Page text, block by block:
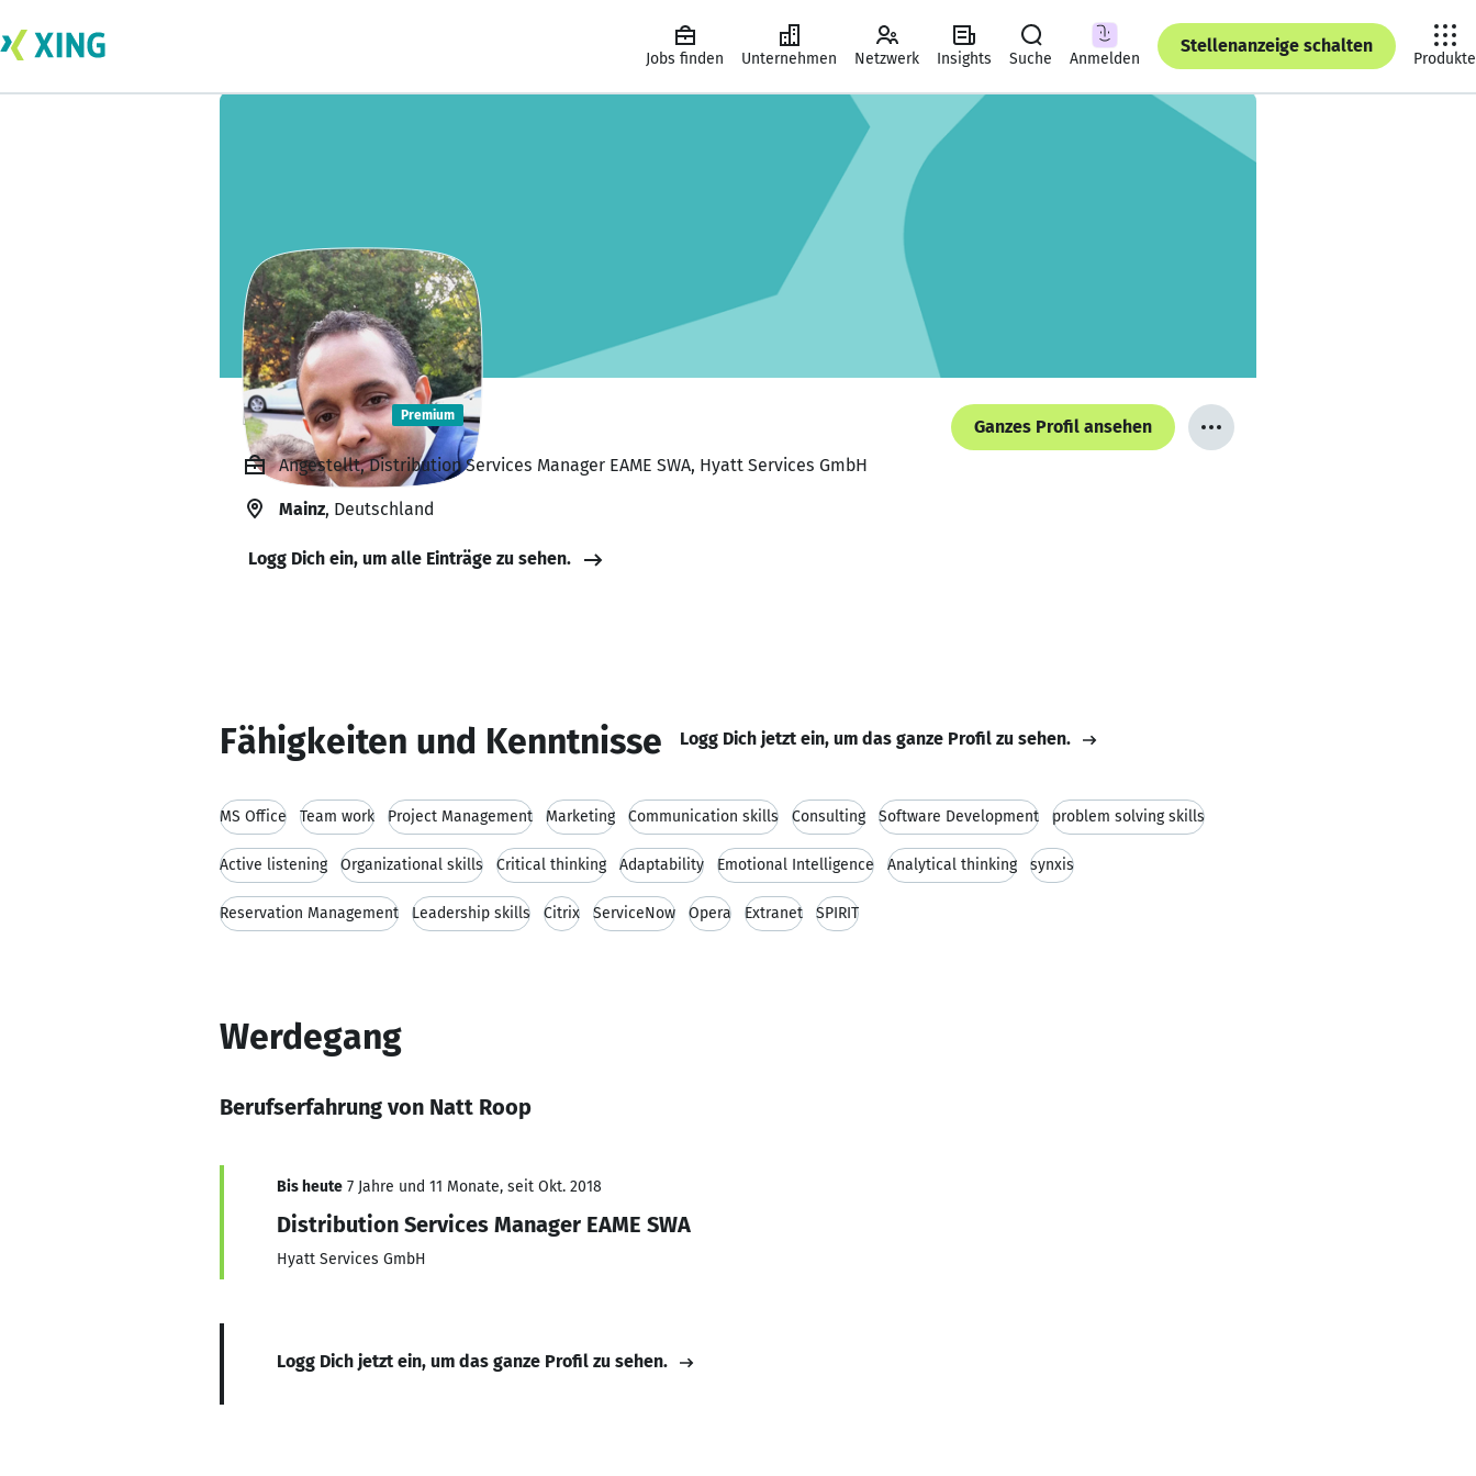
Jobs finden Unternehmen Netzwerk Insights Suche Anmelden
Stellenanzeige schalten
Produkte
Natt Roop Premium
Ganzes Profil ansehen
Angestellt, Distribution Services Manager EAME SWA, Hyatt Services GmbH
Mainz, Deutschland
Logg Dich ein, um alle Einträge zu sehen.
Fähigkeiten und Kenntnisse Logg Dich jetzt ein, um das ganze Profil zu sehen.
MS Office Team work Project Management Marketing Communication skills Consulting Software Development problem solving skills
Active listening Organizational skills Critical thinking Adaptability Emotional Intelligence Analytical thinking synxis
Reservation Management Leadership skills Citrix ServiceNow Opera Extranet SPIRIT
Werdegang
Berufserfahrung von Natt Roop
Bis heute 7 Jahre und 11 Monate, seit Okt. 2018
Distribution Services Manager EAME SWA
Hyatt Services GmbH
Logg Dich jetzt ein, um das ganze Profil zu sehen.